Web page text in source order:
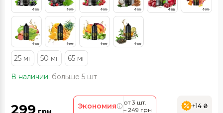
25 мг 50 мг 65 мг
В наличии: больше 5 шт
299 Экономия
от 3 шт.
– 249 грн
+14 ₴